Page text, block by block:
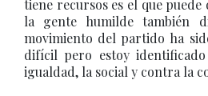
tiene recursos es el que
la gente humilde también
movimiento del partido ha
difícil pero estoy
igualdad, la social y contra la